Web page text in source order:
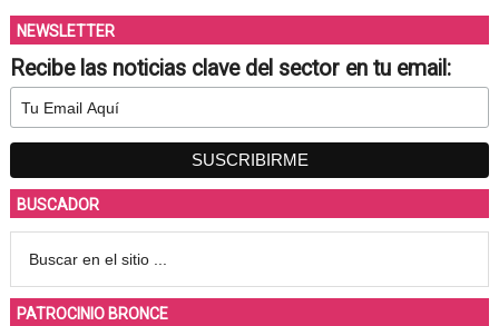
NEWSLETTER
Recibe las noticias clave del sector en tu email:
BUSCADOR
PATROCINIO BRONCE